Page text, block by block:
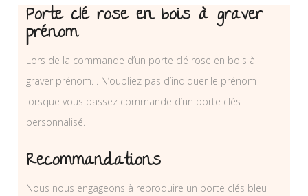
Porte clé rose en bois à graver
prénom
Lors de la commande d’un porte clé rose en bois à
graver prénom. . N’oubliez pas d’indiquer le prénom
lorsque vous passez commande d’un porte clés
personnalisé.
Recommandations
Nous nous engageons à reproduire un porte clés bleu